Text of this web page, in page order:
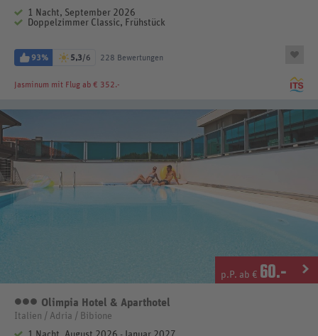
1 Nacht, September 2026
Doppelzimmer Classic, Frühstück
93% 5,3/6 228 Bewertungen
Jasminum mit Flug ab € 352.-
p.P. ab € 60.-
3 Sterne
Olimpia Hotel & Aparthotel
Italien / Adria / Bibione